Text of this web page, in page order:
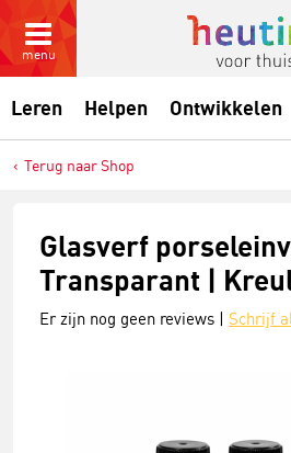
menu
Leren Helpen Ontwikkelen
Terug naar Shop
Glasverf
Transparant |
Er zijn nog geen reviews | Schrijf